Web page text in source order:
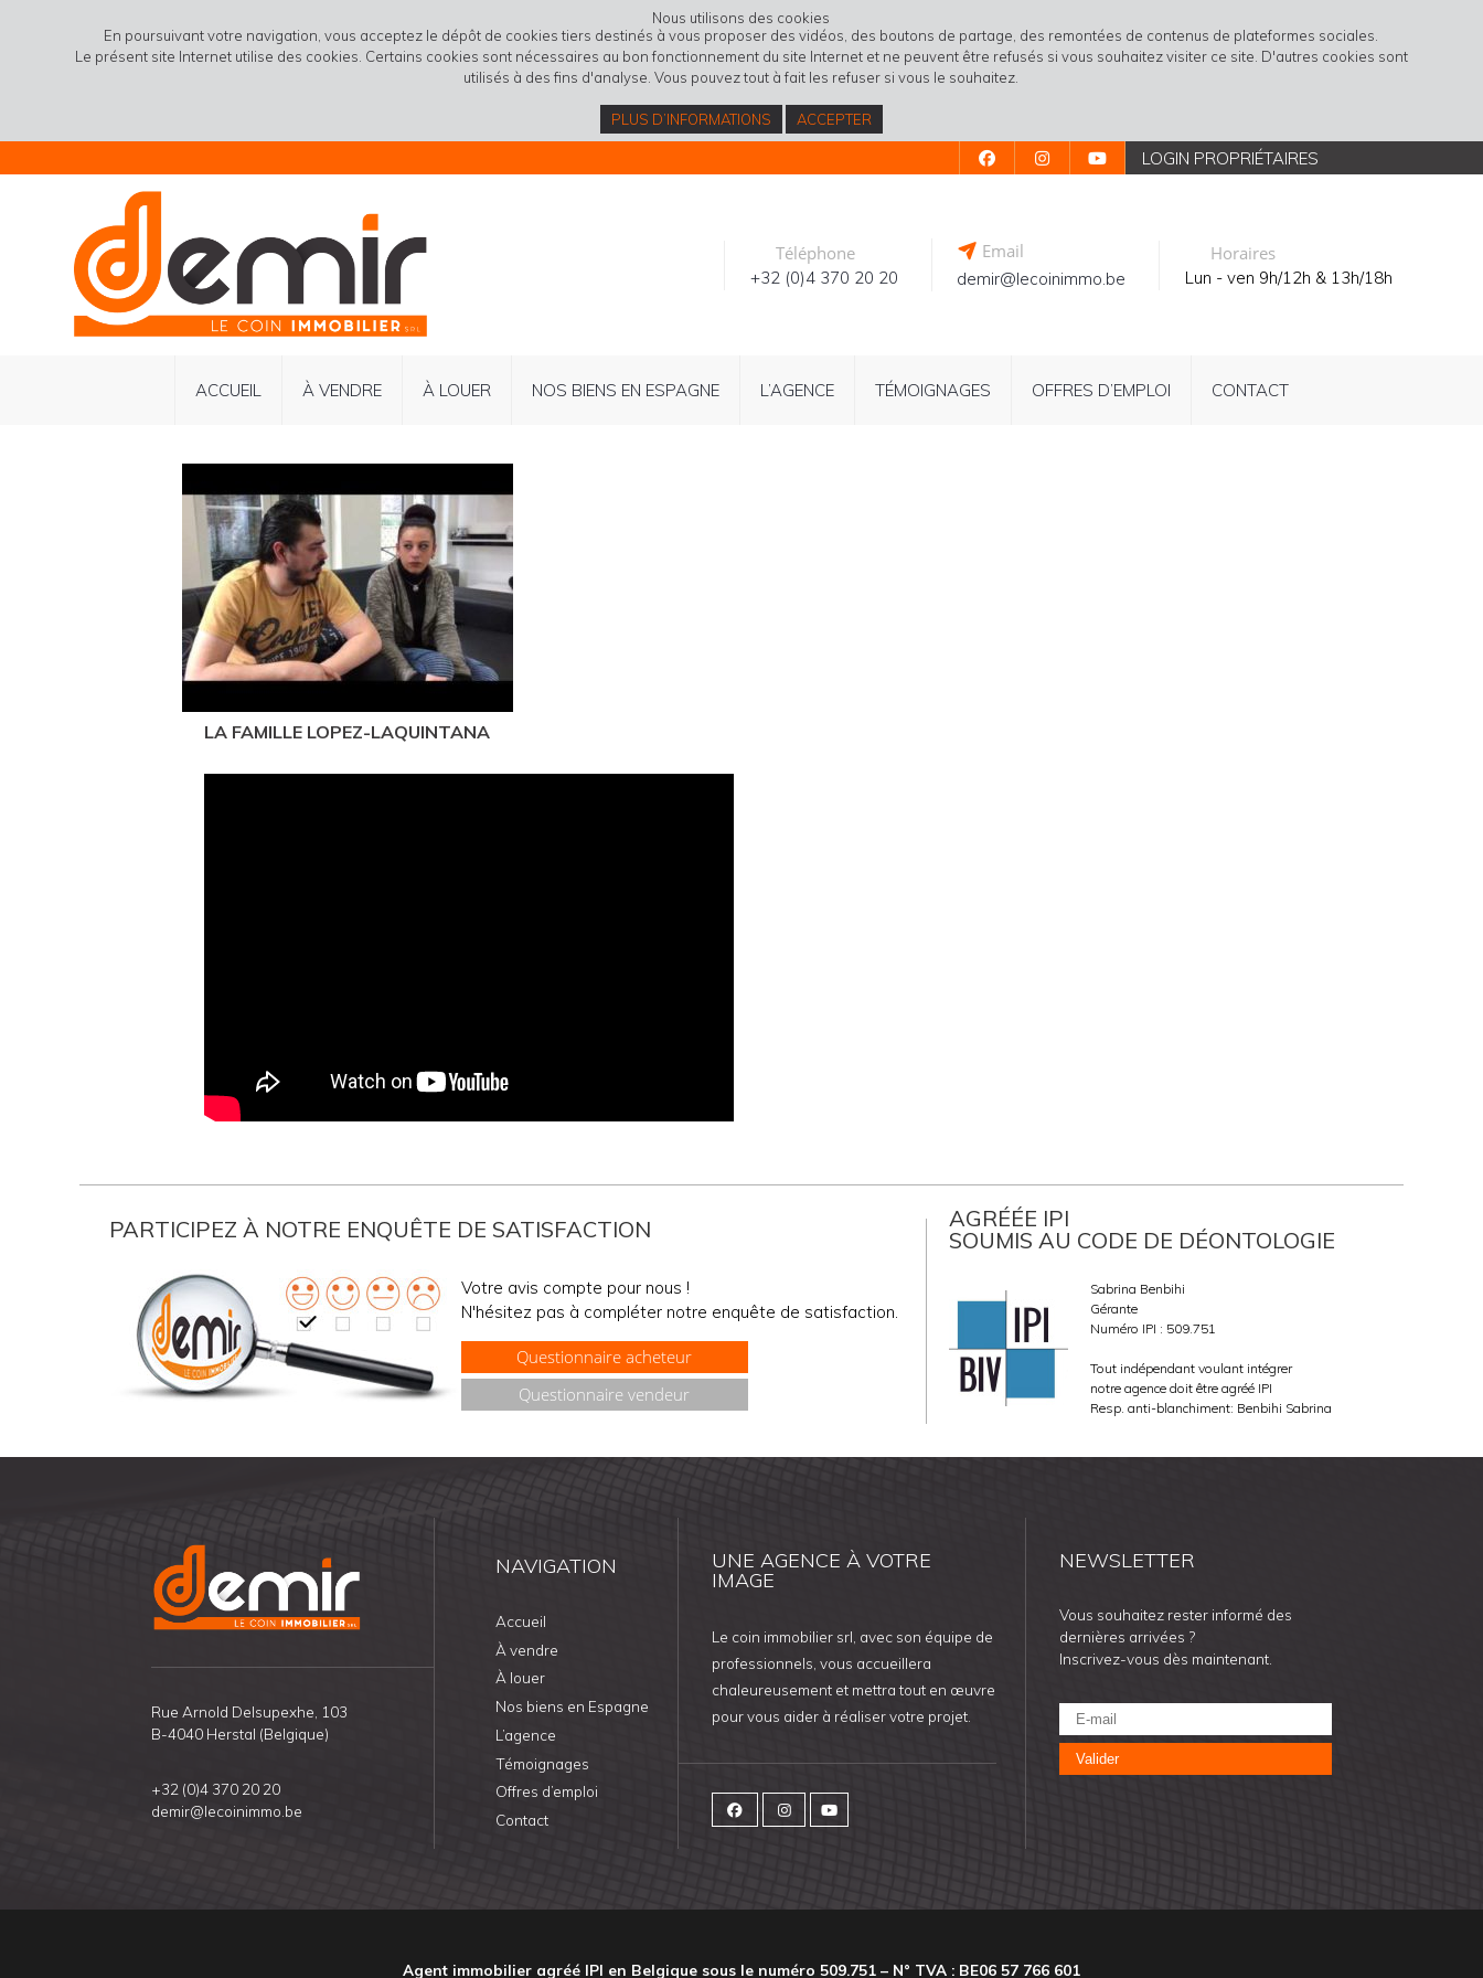
Nous utilisons des cookies
En poursuivant votre navigation, vous acceptez le dépôt de cookies tiers destinés à vous proposer des vidéos, des boutons de partage, des remontées de contenus de plateformes sociales.
Le présent site Internet utilise des cookies. Certains cookies sont nécessaires au bon fonctionnement du site Internet et ne peuvent être refusés si vous souhaitez visiter ce site. D'autres cookies sont
utilisés à des fins d'analyse. Vous pouvez tout à fait les refuser si vous le souhaitez.
PLUS D’INFORMATIONS ACCEPTER
LOGIN PROPRIÉTAIRES
Téléphone
+32 (0)4 370 20 20
Email
demir@lecoinimmo.be
Horaires
Lun - ven 9h/12h & 13h/18h
ACCUEIL À VENDRE À LOUER NOS BIENS EN ESPAGNE L’AGENCE TÉMOIGNAGES OFFRES D’EMPLOI CONTACT
LA FAMILLE LOPEZ-LAQUINTANA
PARTICIPEZ À NOTRE ENQUÊTE DE SATISFACTION
Votre avis compte pour nous !
N'hésitez pas à compléter notre enquête de satisfaction.
Questionnaire acheteur
Questionnaire vendeur
AGRÉÉE IPI
SOUMIS AU CODE DE DÉONTOLOGIE
Sabrina Benbihi
Gérante
Numéro IPI : 509.751
Tout indépendant voulant intégrer
notre agence doit être agréé IPI
Resp. anti-blanchiment: Benbihi Sabrina
Rue Arnold Delsupexhe, 103
B-4040 Herstal (Belgique)
+32 (0)4 370 20 20
demir@lecoinimmo.be
NAVIGATION
Accueil
À vendre
À louer
Nos biens en Espagne
L’agence
Témoignages
Offres d’emploi
Contact
UNE AGENCE À VOTRE
IMAGE
Le coin immobilier srl, avec son équipe de
professionnels, vous accueillera
chaleureusement et mettra tout en œuvre
pour vous aider à réaliser votre projet.
NEWSLETTER
Vous souhaitez rester informé des
dernières arrivées ?
Inscrivez-vous dès maintenant.
Valider
Agent immobilier agréé IPI en Belgique sous le numéro 509.751 – N° TVA : BE06 57 766 601